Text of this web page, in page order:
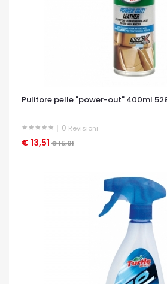
Pulitore pelle "power-out" 400ml
0 Revisioni
€ 13,51 € 15,01
OCCHIATA VELOCE